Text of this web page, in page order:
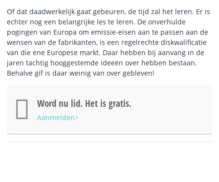
Of dat daadwerkelijk gaat gebeuren, de tijd zal het leren. Er is
echter nog een belangrijke les te leren. De onverhulde
pogingen van Europa om emissie-eisen aan te passen aan de
wensen van de fabrikanten, is een regelrechte diskwalificatie
van die ene Europese markt. Daar hebben bij aanvang in de
jaren tachtig hooggestemde ideeën over hebben bestaan.
Behalve gif is daar weinig van over gebleven!
Word nu lid. Het is gratis.
Aanmelden>